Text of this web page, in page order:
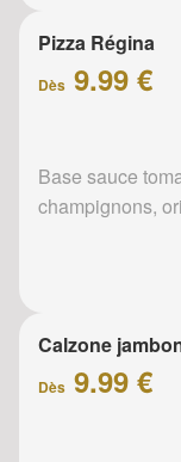
Pizza Régina
Dès 9.99 €
Base sauce
champignons,
Calzone
Dès 9.99 €